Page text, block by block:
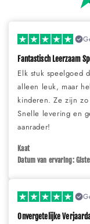
Fantastisch Leerzaam
Elk stuk speelgoed
alleen leuk, maar
kinderen. Ze zijn
Snelle levering en
aanrader!
Kaat
Datum van ervaring:
Onvergetelijke